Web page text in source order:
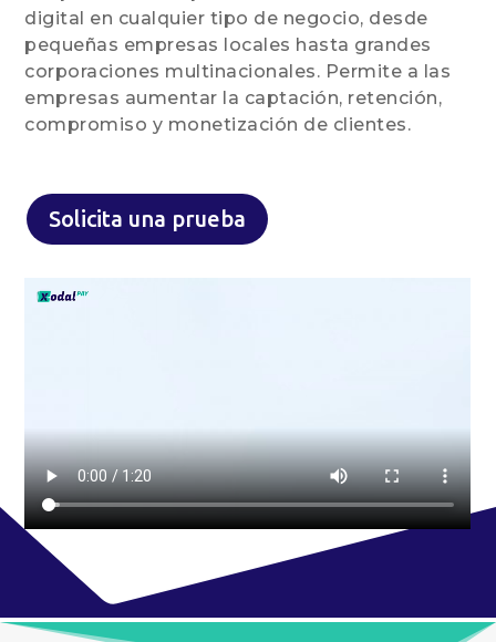
digital en cualquier tipo de negocio, desde
pequeñas empresas locales hasta grandes
corporaciones multinacionales. Permite a las
empresas aumentar la captación, retención,
compromiso y monetización de clientes.
Solicita una prueba